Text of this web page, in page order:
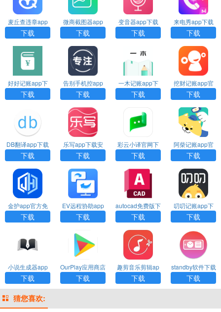
麦丘查违章app
下载
下载
微商截图器app
下载
下载
变音器app下载
下载
来电秀app下载
下载
好好记账app下
载
下载
告别手机控app
下载安装
下载
一木记账app下
载
下载
挖财记账app官
网下载
下载
DB翻译app下载
下载
乐写app下载安
装
下载
彩云小译官网下
载
下载
阿柴记账app官
方下载
下载
金护app官方免
费下载安装
下载
EV远程协助app
下载
下载
autocad免费版下
载
下载
叨叨记账app下
载安装
下载
小说生成器app
下载
下载
OurPlay应用商店
下载
下载
趣剪音乐剪辑ap
p下载
下载
standby软件下载
安装
下载
猜您喜欢: